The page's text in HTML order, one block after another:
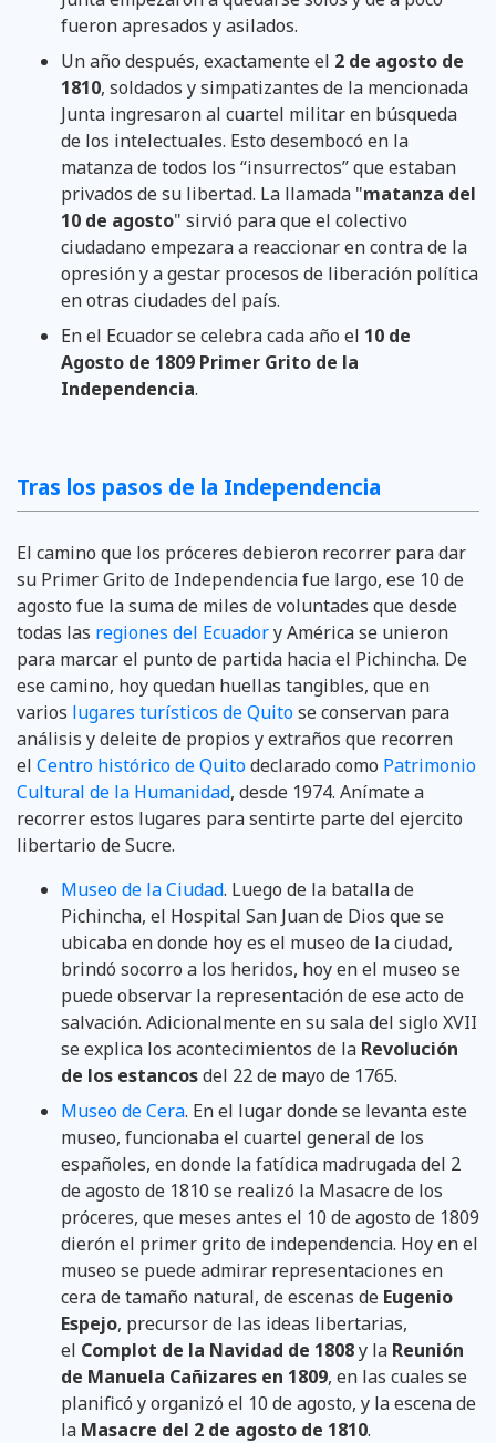
fueron apresados y asilados.
Un año después, exactamente el 2 de agosto de
1810, soldados y simpatizantes de la mencionada
Junta ingresaron al cuartel militar en búsqueda
de los intelectuales. Esto desembocó en la
matanza de todos los “insurrectos” que estaban
privados de su libertad. La llamada "matanza del
10 de agosto" sirvió para que el colectivo
ciudadano empezara a reaccionar en contra de la
opresión y a gestar procesos de liberación política
en otras ciudades del país.
En el Ecuador se celebra cada año el 10 de
Agosto de 1809 Primer Grito de la
Independencia.
Tras los pasos de la Independencia
El camino que los próceres debieron recorrer para dar
su Primer Grito de Independencia fue largo, ese 10 de
agosto fue la suma de miles de voluntades que desde
todas las regiones del Ecuadory América se unieron
para marcar el punto de partida hacia el Pichincha. De
ese camino, hoy quedan huellas tangibles, que en
varios lugares turísticos de Quitose conservan para
análisis y deleite de propios y extraños que recorren
el Centro histórico de Quitodeclarado como Patrimonio
Cultural de la Humanidad, desde 1974. Anímate a
recorrer estos lugares para sentirte parte del ejercito
libertario de Sucre.
Museo de la Ciudad. Luego de la batalla de
Pichincha, el Hospital San Juan de Dios que se
ubicaba en donde hoy es el museo de la ciudad,
brindó socorro a los heridos, hoy en el museo se
puede observar la representación de ese acto de
salvación. Adicionalmente en su sala del siglo XVII
se explica los acontecimientos de la Revolución
de los estancosdel 22 de mayo de 1765.
Museo de Cera. En el lugar donde se levanta este
museo, funcionaba el cuartel general de los
españoles, en donde la fatídica madrugada del 2
de agosto de 1810 se realizó la Masacre de los
próceres, que meses antes el 10 de agosto de 1809
dierón el primer grito de independencia. Hoy en el
museo se puede admirar representaciones en
cera de tamaño natural, de escenas de Eugenio
Espejo, precursor de las ideas libertarias,
el Complot de la Navidad de 1808y la Reunión
de Manuela Cañizares en 1809, en las cuales se
planificó y organizó el 10 de agosto, y la escena de
la Masacre del 2 de agosto de 1810.